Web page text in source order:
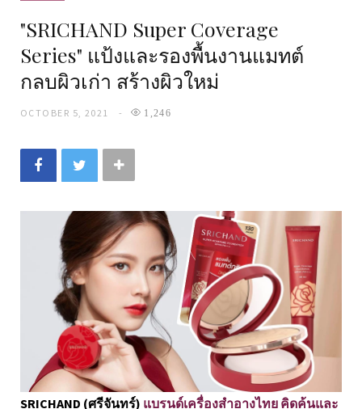
"SRICHAND Super Coverage
Series" แป้งและรองพื้นงานแมทต์
กลบผิวเก่า สร้างผิวใหม่
OCTOBER 5, 2021 1,246
SRICHAND (ศรีจันทร์) แบรนด์เครื่องสำอางไทย คิดค้นและ